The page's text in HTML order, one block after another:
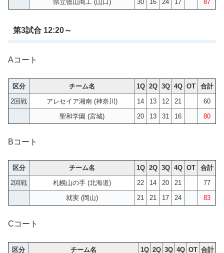
県立徳山商工 (山口)
30 16 24 17 87
第3試合 12:20～
Aコート
区分 チーム名 1Q 2Q 3Q 4Q OT
合計
2回戦
アレセイア湘南 (神奈川) 14 13 12 21
60
聖和学園 (宮城)
20 13 31 16 80
Bコート
区分 チーム名 1Q 2Q 3Q 4Q OT
合計
2回戦
札幌山の手 (北海道) 22 14 20 21
77
就実 (岡山)
21 21 17 24 83
Cコート
区分 チーム名 1Q 2Q 3Q 4Q OT 合計